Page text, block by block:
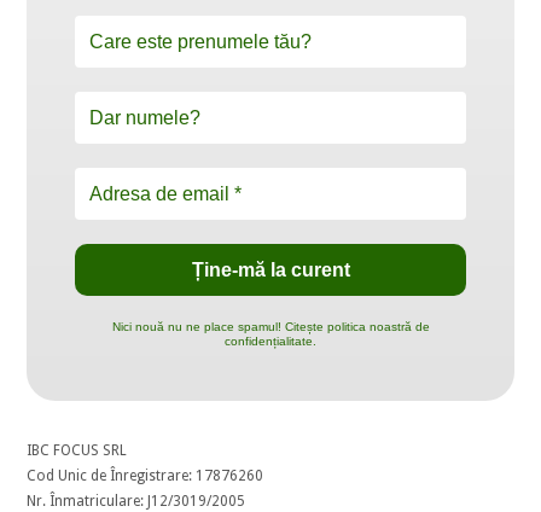
Nici nouă nu ne place spamul! Citește politica noastră de
confidențialitate.
IBC FOCUS SRL
Cod Unic de Înregistrare: 17876260
Nr. Înmatriculare: J12/3019/2005